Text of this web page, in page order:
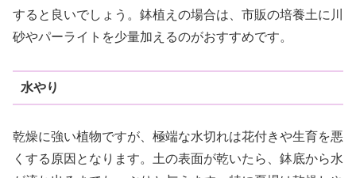
すると良いでしょう。鉢植えの場合は、市販の培養土に川
砂やパーライトを少量加えるのがおすすめです。
水やり
乾燥に強い植物ですが、極端な水切れは花付きや生育を悪
くする原因となります。土の表面が乾いたら、鉢底から水